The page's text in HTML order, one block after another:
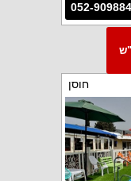
052-
חוסן